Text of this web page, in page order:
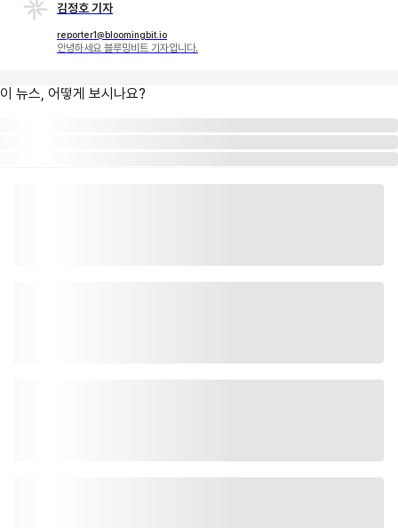
김정호 기자
reporter1@bloomingbit.io
안녕하세요 블루밍비트 기자입니다.
이 뉴스, 어떻게 보시나요?